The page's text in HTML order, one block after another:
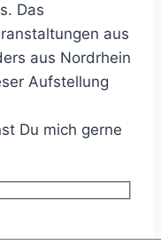
Das
aus
aus Nordrhein
Aufstellung
Du mich gerne